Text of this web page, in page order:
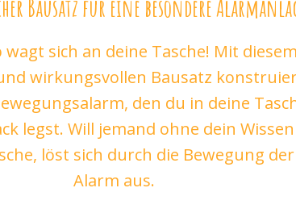
Bausatz für eine besondere
wagt sich an deine Tasche! Mit diesem
wirkungsvollen Bausatz
den du in deine
legst. Will jemand ohne dein
löst sich durch die Bewegung der
Alarm aus.